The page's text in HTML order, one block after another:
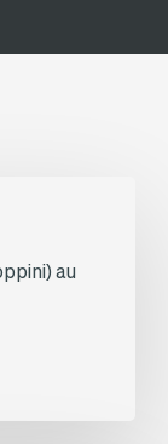
au